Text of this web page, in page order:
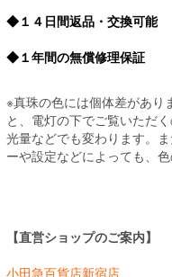
◆１４日間返品・交換可能
◆１年間の無償修理保証
※真珠の色には個体差があり
と、電灯の下でご覧いただ
光量などでも変わります。
ーや設定などによっても、
【直営ショップのご案内】
小田急百貨店新宿店